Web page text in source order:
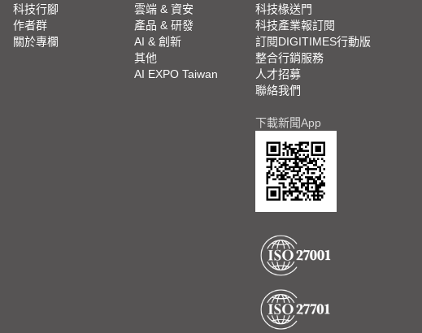
科技行腳
作者群
關於專欄
雲端 & 資安
產品 & 研發
AI & 創新
其他
AI EXPO Taiwan
科技椽送門
科技產業報訂閱
訂閱DIGITIMES行動版
整合行銷服務
人才招募
聯絡我們
下載新聞App